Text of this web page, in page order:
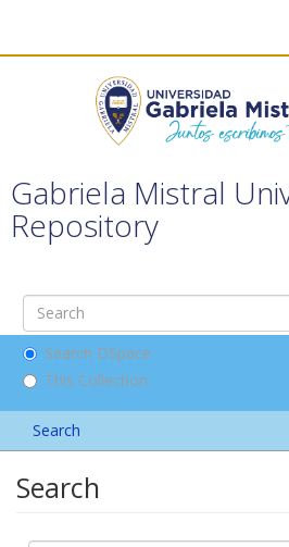
Gabriela Mistral
Repository
Search DSpace
This Collection
Search
Search